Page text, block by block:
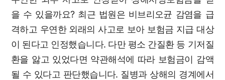
을 수 있을까요? 최근 법원은 비브리오균 감염을 급
격하고 우연한 외래의 사고로 보아 보험금 지급 대상
이 된다고 인정했습니다. 다만 평소 간질환 등 기저질
환을 앓고 있었다면 약관해석에 따라 보험금이 감액
될 수 있다고 판단했습니다. 질병과 상해의 경계에서